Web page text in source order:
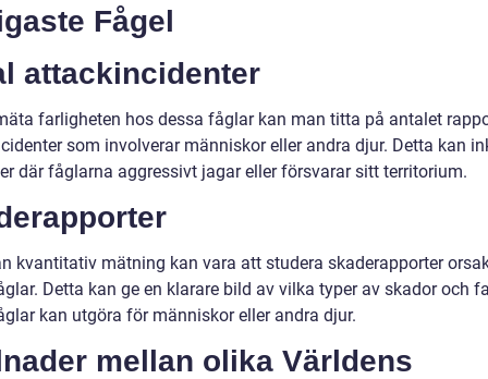
Fågel
attackincidenter
farligheten hos dessa fåglar kan man titta på antalet
som involverar människor eller andra djur. Detta kan
där fåglarna aggressivt jagar eller försvarar sitt territorium.
kvantitativ mätning kan vara att studera skaderapporter
Detta kan ge en klarare bild av vilka typer av skador och
kan utgöra för människor eller andra djur.
mellan olika Världens